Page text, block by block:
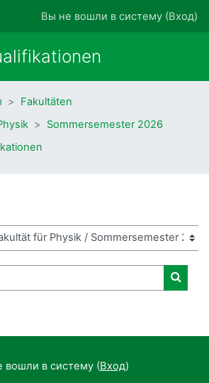
Вы не вошли в систему (Вход)
Fakultäten
Sommersemester 2026
Поиск
вошли в систему (Вход)